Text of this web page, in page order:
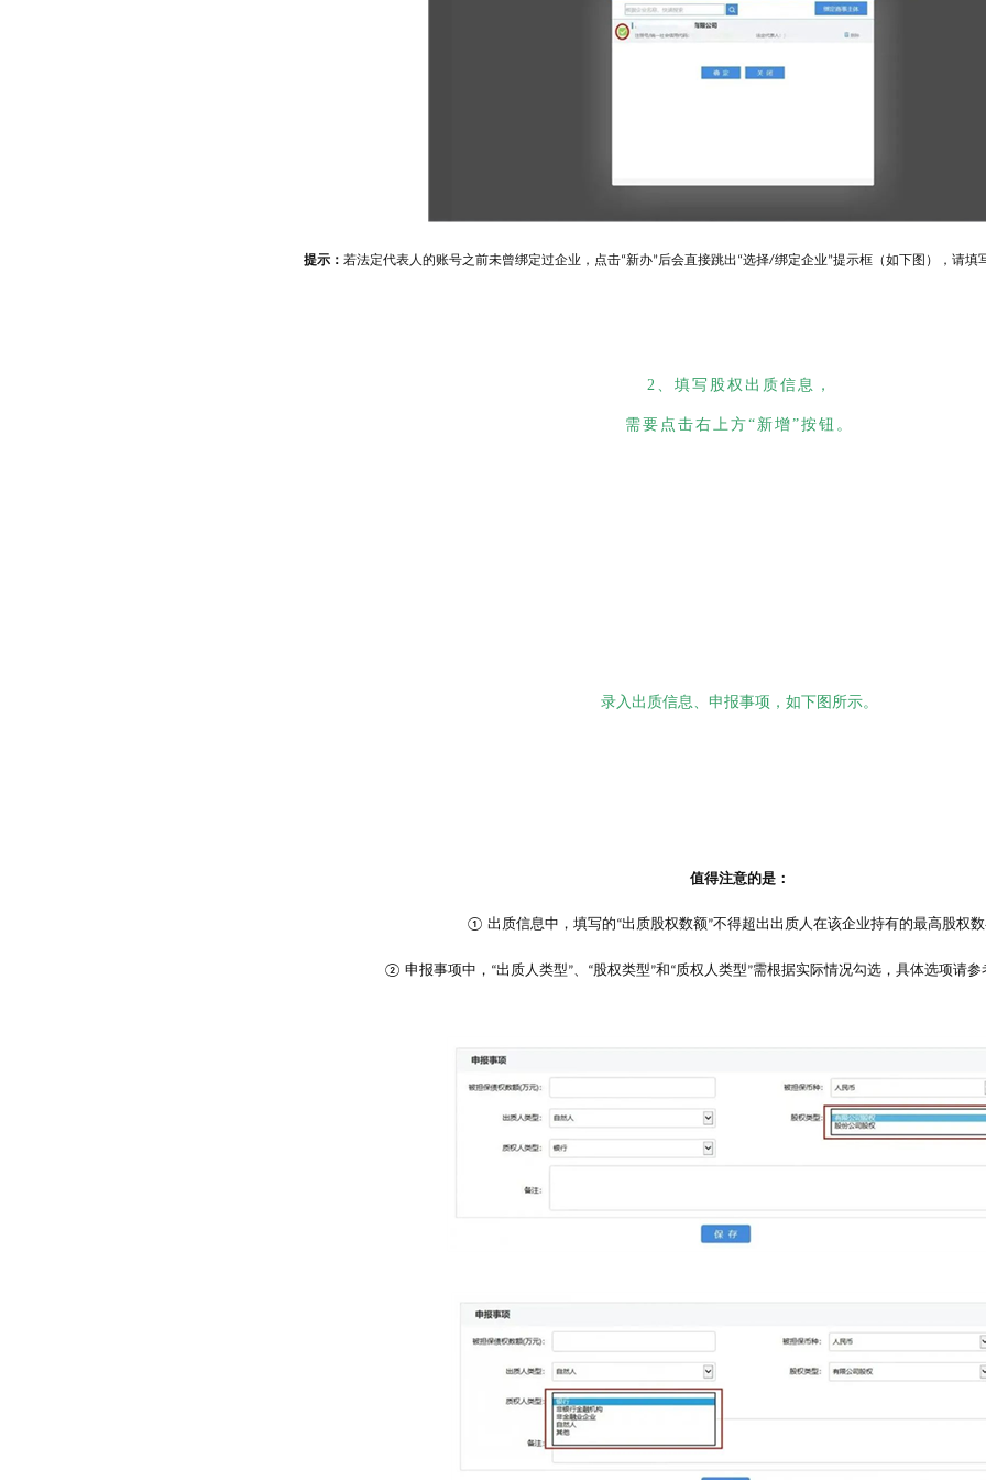
提示： 若法定代表人的账号之前未曾绑定过企业，点击“新办”后会直接跳出“选择/绑定企业”提示框（如下图），请填
2 、填写股权出质信息，
需要点击右上方“新增”按钮。
录入出质信息、申报事项，如下图所示。
值得注意的是：
① 出质信息中，填写的“出质股权数额”不得超出出质人在该企业持有的最高股权数
② 申报事项中， “出质人类型”、 “股权类型”和 “质权人类型”需根据实际情况勾选，具体选项请参